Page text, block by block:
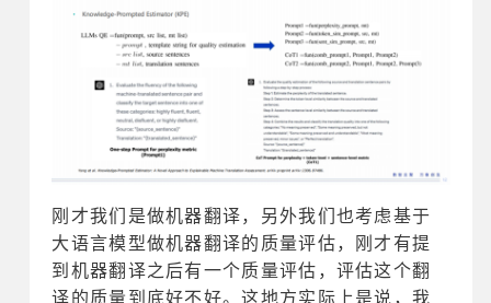
刚才我们是做机器翻译，另外我们也考虑基于
大语言模型做机器翻译的质量评估，刚才有提
到机器翻译之后有一个质量评估，评估这个翻
译的质量到底好不好。这地方实际上是说，我